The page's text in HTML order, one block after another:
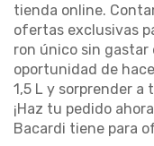
tienda online.
ofertas exclusivas
ron único sin gastar
oportunidad de
1,5 L y sorprender a
¡Haz tu pedido
Bacardi tiene para